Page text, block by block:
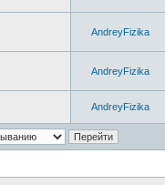
AndreyFizika
AndreyFizika
AndreyFizika